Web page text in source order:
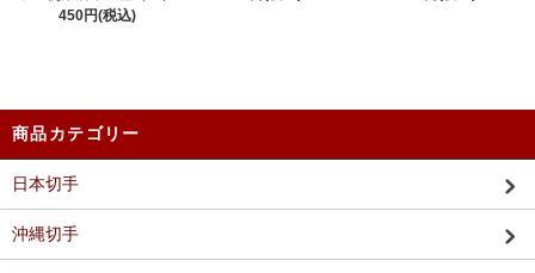
450円(税込)
商品カテゴリー
日本切手
沖縄切手